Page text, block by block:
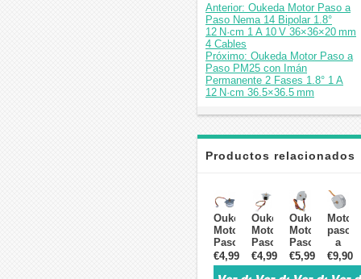
Anterior: Oukeda Motor Paso a
Paso Nema 14 Bipolar 1.8°
12 N·cm 1 A 10 V 36×36×20 mm
4 Cables
Próximo: Oukeda Motor Paso a
Paso PM25 con Imán
Permanente 2 Fases 1.8° 1 A
12 N·cm 36.5×36.5 mm
Productos relacionados
Oukeda
Motores
Paso
a
Paso
€4,99
Oukeda
Motor
Paso
a
Paso
€4,99
Oukeda
Motor
Paso
a
Paso
€5,99
Motor
paso
a
paso
€9,90